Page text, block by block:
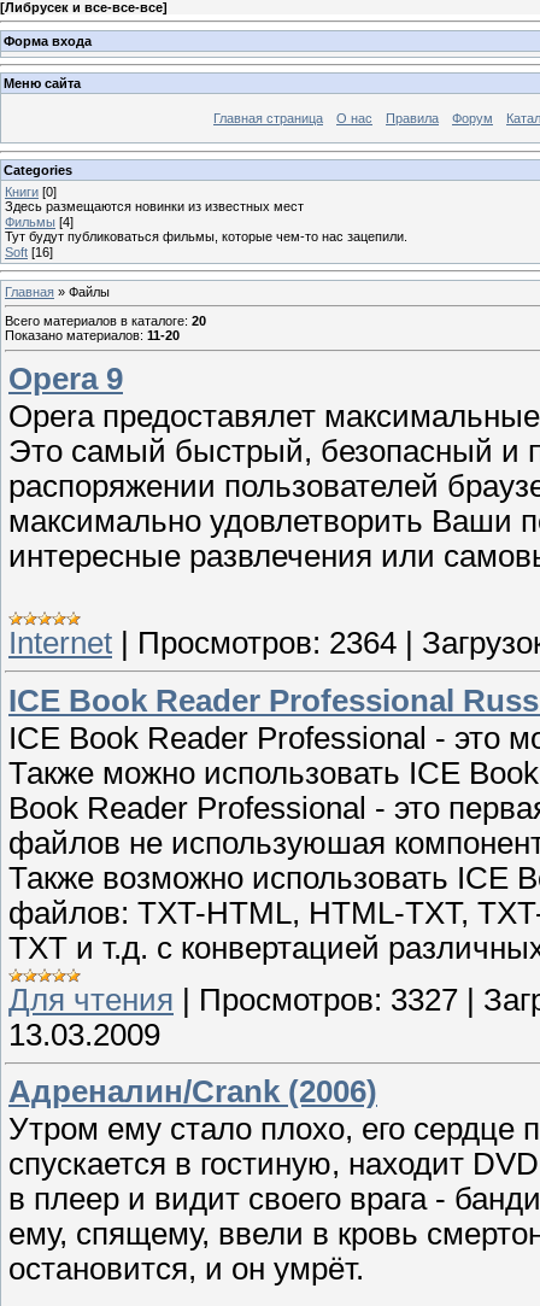
[Либрусек и все-все-все]
Форма входа
Меню сайта
Главная страница О нас Правила Форум
Categories
Книги [0]
Здесь размещаются новинки из известных мест
Фильмы [4]
Тут будут публиковаться фильмы, которые чем-то нас зацепили.
Soft [16]
Главная » Файлы
Всего материалов в каталоге: 20
Показано материалов: 11-20
Opera 9
Opera предоставялет
Это самый быстрый, безопасный и
распоряжении пользователей
максимально удовлетворить Ваши
интересные развлечения или
Internet Просмотров: 2364
ICE Book Reader Professional
ICE Book Reader Professional - это
Также можно использовать ICE
Book Reader Professional - это
файлов не используюшая
Также возможно использовать ICE
файлов: TXT-HTML, HTML-TXT,
TXT и т.д. с конвертацией
Для чтения | Просмотров: 3327 |
13.03.2009
Адреналин/Crank (2006)
Утром ему стало плохо, его сердце
спускается в гостиную, находит
в плеер и видит своего врага -
ему, спящему, ввели в кровь
остановится, и он умрёт.